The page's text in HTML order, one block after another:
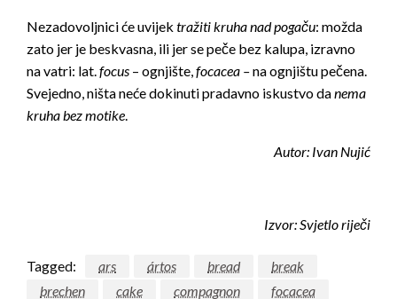
Nezadovoljnici će uvijek tražiti kruha nad pogaču: možda
zato jer je beskvasna, ili jer se peče bez kalupa, izravno
na vatri: lat.focus – ognjište,focacea –na ognjištu pečena.
Svejedno, ništa neće dokinuti pradavno iskustvo danema
kruha bez motike.
Autor: Ivan Nujić
Izvor:Svjetlo riječi
Tagged: ars ártos bread
break
brechen
cake compagnon focacea